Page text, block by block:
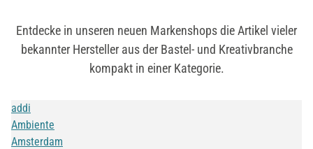
Entdecke in unseren neuen Markenshops die Artikel vieler
bekannter Hersteller aus der Bastel- und Kreativbranche
kompakt in einer Kategorie.
addi
Ambiente
Amsterdam